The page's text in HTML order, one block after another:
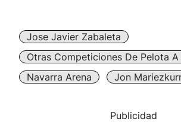
Jose Javier Zabaleta
Otras Competiciones De Pelota A
Navarra Arena
Jon
Publicidad